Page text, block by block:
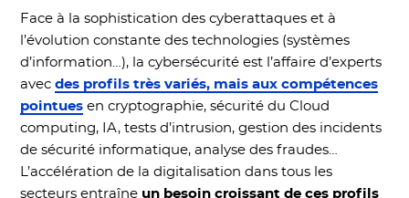
Face à la sophistication des cyberattaques et à
l’évolution constante des technologies (systèmes
d’information…), la cybersécurité est l’affaire d’experts
avecdes profils très variés, mais aux compétences
pointues en cryptographie, sécurité du Cloud
computing, IA, tests d’intrusion, gestion des incidents
de sécurité informatique, analyse des fraudes…
L’accélération de la digitalisation dans tous les
secteurs entraîne un besoin croissant de ces profils